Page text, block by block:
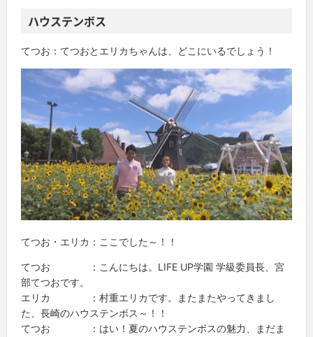
ハウステンボス
てつお：てつおとエリカちゃんは、どこにいるでしょう！
てつお・エリカ：ここでした～！！
てつお ：こんにちは。LIFE UP学園 学級委員長、宮
部てつおです。
エリカ ：村重エリカです。またまたやってきまし
た、長崎のハウステンボス～！！
てつお ：はい！夏のハウステンボスの魅力、まだま